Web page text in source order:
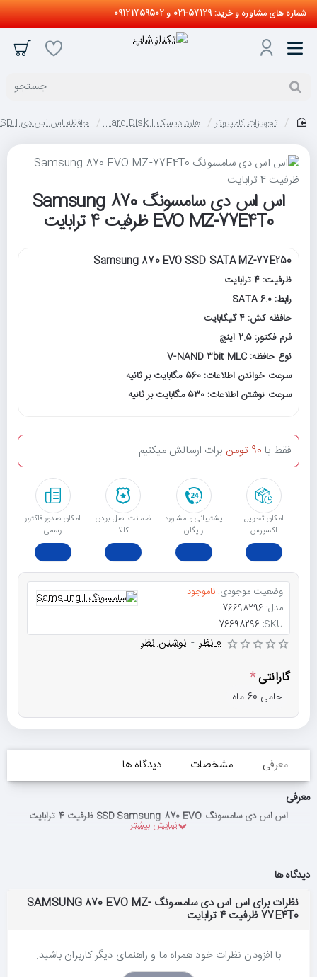
شماره های مشاوره و خرید: 57129-021 و 09121759502
جستجو
تجهیزات کامپیوتر هارد دیسک | Hard Disk حافظه اس اس دی | SSD
اس اس دی سامسونگ Samsung 870
EVO MZ-77E4T0 ظرفیت 4 ترابایت
Samsung 870 EVO SSD SATA MZ-77E250
ظرفیت: 4 ترابایت
رابط: SATA 6.0
حافظه کش: 4 گیگابایت
فرم فکتور: 2.5 اینچ
نوع حافظه: V-NAND 3bit MLC
سرعت خواندن اطلاعات: 560 مگابایت بر ثانیه
سرعت نوشتن اطلاعات: 530 مگابایت بر ثانیه
امکان تحویل
اکسپرس
پشتیبانی و مشاوره
رایگان
ﺿﻤﺎﻧﺖ اﺻﻞ ﺑﻮدن
ﮐﺎﻟﺎ
امکان صدور فاکتور
رسمی
فقط با 90 تومن برات ارسالش میکنیم
وضعیت موجودی: ناموجود
مدل: 76698296
SKU:
76698296
0 نظر - نوشتن نظر
گارانتی
حامی 60 ماه
معرفی مشخصات
دیدگاه ها
معرفی
اس اس دی سامسونگ SSD Samsung 870 EVO ظرفیت 4 ترابایت
دیدگاه ها
نظرات برای اس اس دی سامسونگ SAMSUNG 870 EVO MZ-
77E4T0 ظرفیت 4 ترابایت
با افزودن نظرات خود همراه ما و راهنمای دیگر کاربران باشید.